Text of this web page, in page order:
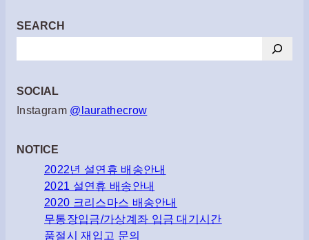
SEARCH
색
SOCIAL
Instagram @laurathecrow
NOTICE
2022년 설연휴 배송안내
2021 설연휴 배송안내
2020 크리스마스 배송안내
무통장입금/가상계좌 입금 대기시간
품절시 재입고 문의